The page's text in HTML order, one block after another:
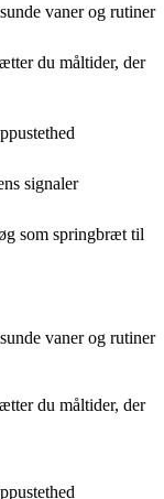
vaner og rutiner
du måltider, der
signaler
som springbræt til
vaner og rutiner
du måltider, der